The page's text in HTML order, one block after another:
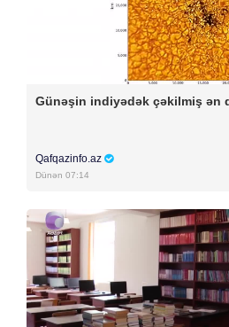
Günəşin indiyədək çəkilmiş ən
Qafqazinfo.az
Dünən 07:14